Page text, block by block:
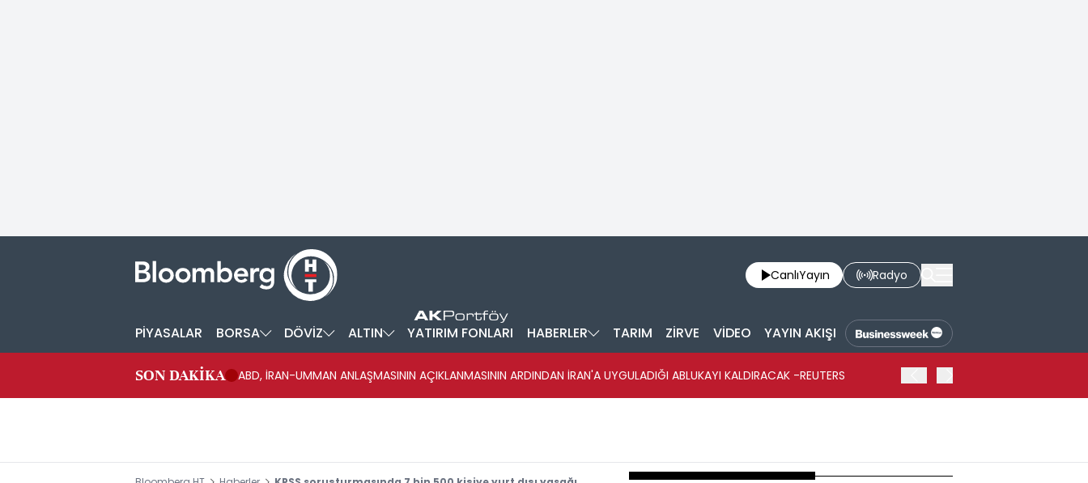
CanlıYayın Radyo
PİYASALAR BORSA DÖVİZ ALTIN YATIRIM FONLARI HABERLER TARIM ZİRVE VİDEO YAYIN AKIŞI
SON DAKİKA ABD, İRAN-UMMAN ANLAŞMASININ AÇIKLANMASININ ARDINDAN İRAN'A UYGULADIĞI ABLUKAYI KALDIRACAK -REUTERS